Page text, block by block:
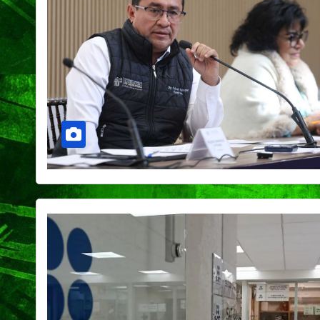
CIUDAD DEPORTES
Concluye
Máster de